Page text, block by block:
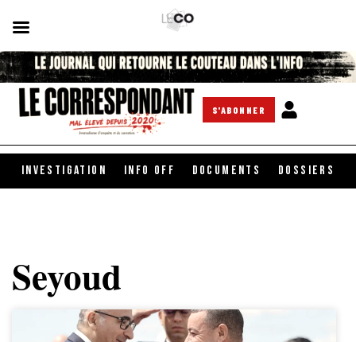
S'ABONNER
INVESTIGATION INFO OFF DOCUMENTS DOSSIERS
Seyoud